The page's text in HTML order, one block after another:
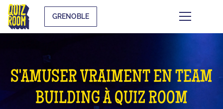
GRENOBLE
S'AMUSER VRAIMENT EN TEAM
BUILDING À QUIZ ROOM